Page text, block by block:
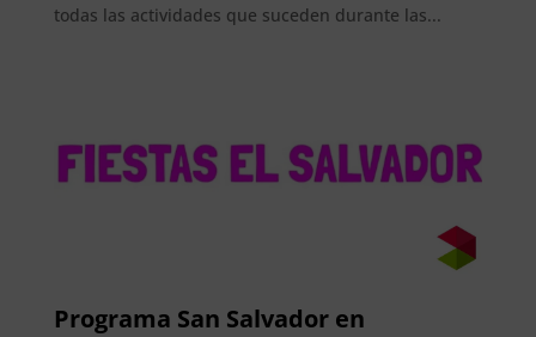
todas las actividades que suceden durante las...
Programa San Salvador en